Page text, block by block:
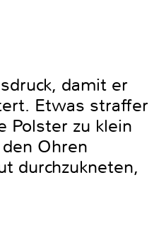
damit er
Etwas straffer
Polster zu klein
Ohren
durchzukneten,